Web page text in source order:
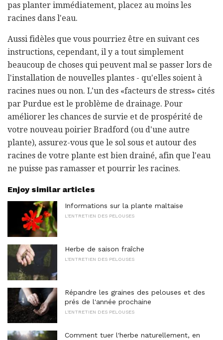
pas planter immédiatement, placez au moins les
racines dans l'eau.
Aussi fidèles que vous pourriez être en suivant ces
instructions, cependant, il y a tout simplement
beaucoup de choses qui peuvent mal se passer lors de
l'installation de nouvelles plantes - qu'elles soient à
racines nues ou non. L'un des «facteurs de stress» cités
par Purdue est le problème de drainage. Pour
améliorer les chances de survie et de prospérité de
votre nouveau poirier Bradford (ou d'une autre
plante), assurez-vous que le sol sous et autour des
racines de votre plante est bien drainé, afin que l'eau
ne puisse pas ramasser et pourrir les racines.
Enjoy similar articles
Informations sur la plante maltaise
L'ENTRETIEN DES PELOUSES
Herbe de saison fraîche
L'ENTRETIEN DES PELOUSES
Répandre les graines des pelouses et des
prés de l'année prochaine
L'ENTRETIEN DES PELOUSES
Comment tuer l'herbe naturellement, en